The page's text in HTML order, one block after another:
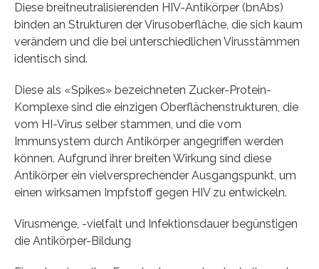
Diese breitneutralisierenden HIV-Antikörper (bnAbs)
binden an Strukturen der Virusoberfläche, die sich kaum
verändern und die bei unterschiedlichen Virusstämmen
identisch sind.
Diese als «Spikes» bezeichneten Zucker-Protein-
Komplexe sind die einzigen Oberflächenstrukturen, die
vom HI-Virus selber stammen, und die vom
Immunsystem durch Antikörper angegriffen werden
können. Aufgrund ihrer breiten Wirkung sind diese
Antikörper ein vielversprechender Ausgangspunkt, um
einen wirksamen Impfstoff gegen HIV zu entwickeln.
Virusmenge, -vielfalt und Infektionsdauer begünstigen
die Antikörper-Bildung